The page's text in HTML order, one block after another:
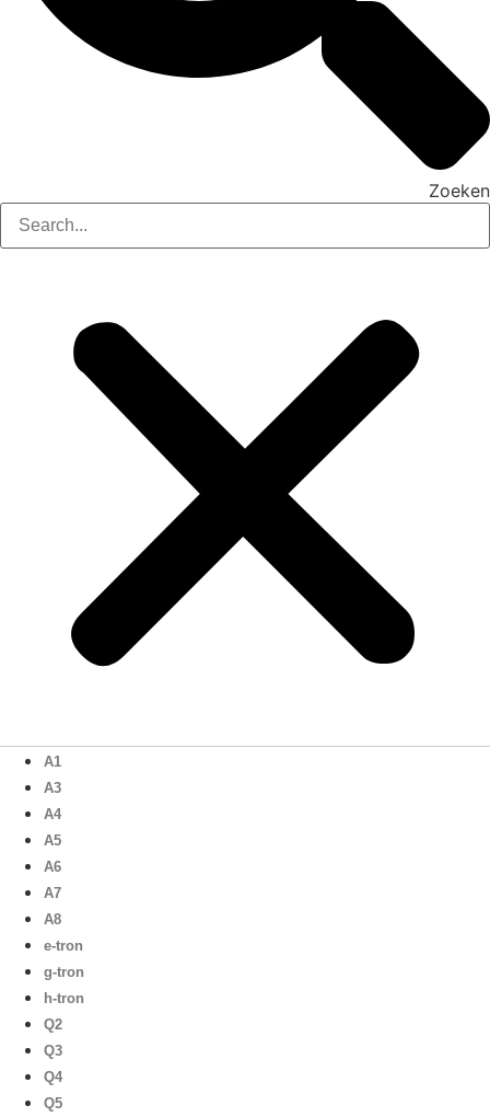
Zoeken
A1
A3
A4
A5
A6
A7
A8
e-tron
g-tron
h-tron
Q2
Q3
Q4
Q5